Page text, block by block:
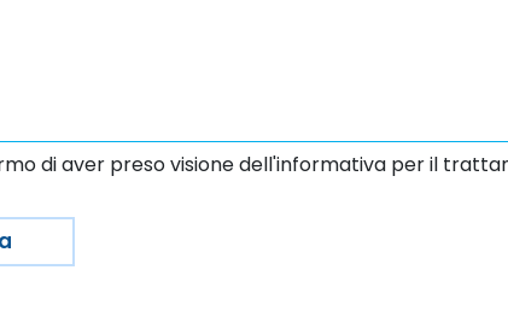
di aver preso visione dell'informativa per il